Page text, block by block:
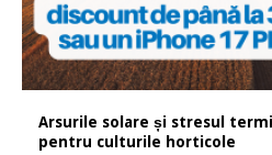
Arsurile solare și stresul
pentru culturile horticole